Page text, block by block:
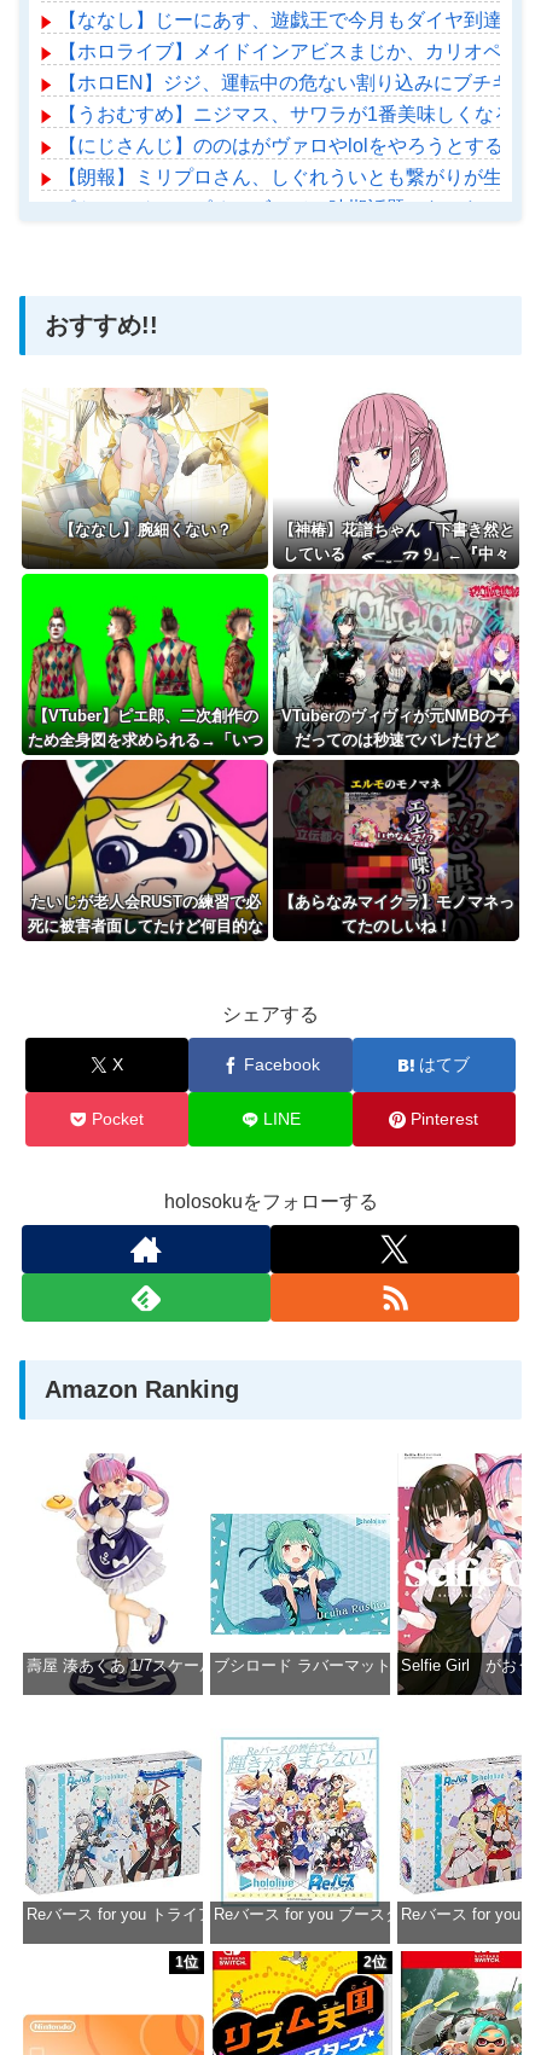
【ななし】じーにあす、遊戯王で今月もダイヤ到達
【ホロライブ】メイドインアビスまじか、カリオペす
【ホロEN】ジジ、運転中の危ない割り込みにブチギ
【うおむすめ】ニジマス、サワラが1番美味しくなる
【にじさんじ】ののはがヴァロやlolをやろうとするの
【朗報】ミリプロさん、しぐれういとも繋がりが生ま
ポケモンチャンピオンズって一時期話題になったのに
おすすめ!!
【ななし】腕細くない？
【神椿】花譜ちゃん「下書き然と
している ᯠ_ ̫ _ᯄ Ⳋ」←『中々
の出来栄え』『ナンスカの地上絵
好き』
【VTuber】ピエ郎、二次創作の
ため全身図を求められる→「いつ
から俺に下半身があると錯覚して
いた…？」
VTuberのヴィヴィが元NMBの子
だってのは秒速でバレたけど
たいじが老人会RUSTの練習で必
死に被害者面してたけど何目的な
【あらなみマイクラ】モノマネっ
てたのしいね！
シェアする
X Facebook はてブ
Pocket LINE Pinterest
holosokuをフォローする
Amazon Ranking
壽屋 湊あくあ 1/7スケール PVC製 塗装済み完成品フィギュア PP942
ブシロード ラバーマットコレクション
Selfie Girl がおう
Reバース for you トライアルデッキ ホロライブプロダクション ver.ホロ
価格：¥1,650
Reバース for you ブースターパック ホロライ
価格：¥2,980
Reバース for you
価格：
1位 2位